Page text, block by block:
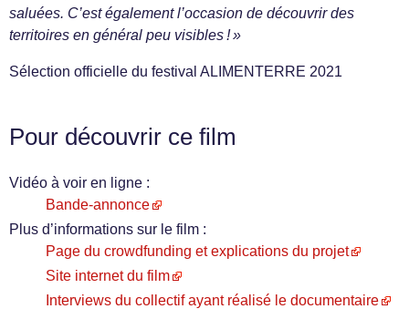
saluées. C’est également l’occasion de découvrir des
territoires en général peu visibles ! »
Sélection officielle du festival ALIMENTERRE 2021
Pour découvrir ce film
Vidéo à voir en ligne :
Bande-annonce
Plus d’informations sur le film :
Page du crowdfunding et explications du projet
Site internet du film
Interviews du collectif ayant réalisé le documentaire